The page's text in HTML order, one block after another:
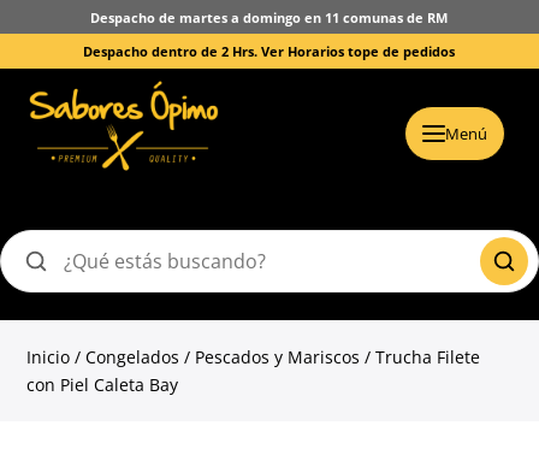
Despacho de martes a domingo en 11 comunas de RM
Despacho dentro de 2 Hrs.Ver Horarios tope de pedidos
Menú
Buscar
Inicio /Congelados / Pescados y Mariscos / Trucha Filete
con Piel Caleta Bay